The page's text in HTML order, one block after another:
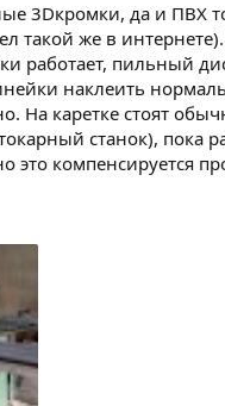
3Dкромки, да и ПВХ
такой же в
работает, пильный
наклеить
На каретке стоят
станок), пока
это компенсируется